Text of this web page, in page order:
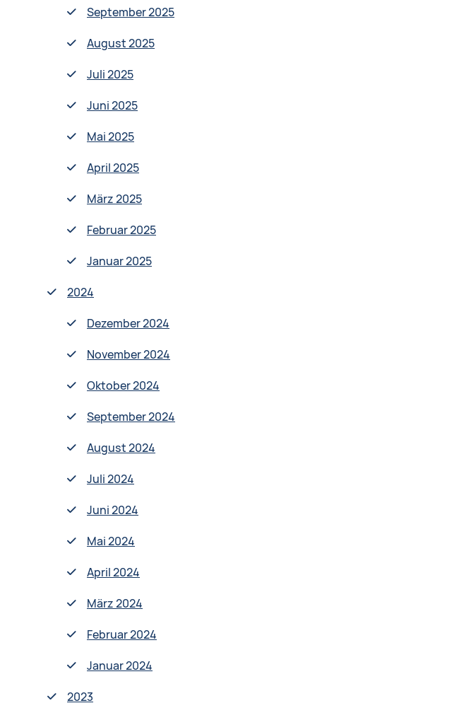
September 2025
August 2025
Juli 2025
Juni 2025
Mai 2025
April 2025
März 2025
Februar 2025
Januar 2025
2024
Dezember 2024
November 2024
Oktober 2024
September 2024
August 2024
Juli 2024
Juni 2024
Mai 2024
April 2024
März 2024
Februar 2024
Januar 2024
2023